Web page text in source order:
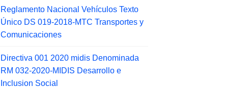
Reglamento Nacional Vehículos Texto
Único DS 019-2018-MTC Transportes y
Comunicaciones
Directiva 001 2020 midis Denominada
RM 032-2020-MIDIS Desarrollo e
Inclusion Social